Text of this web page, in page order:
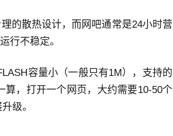
的散热设计，而网吧通常是24小时营
行不稳定。
容量小（一般只有1M），支持的
算，打开一个网页，大约需要10-50个
级。